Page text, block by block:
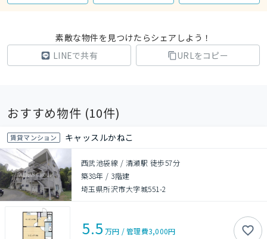
素敵な物件を見つけたらシェアしよう！
LINEで共有
URLをコピー
おすすめ物件 (10件)
賃貸マンション キャッスルかねこ
西武池袋線 / 清瀬駅 徒歩57分
築38年 / 3階建
埼玉県所沢市大字城551-2
5.5 万円 /管理費3,000円